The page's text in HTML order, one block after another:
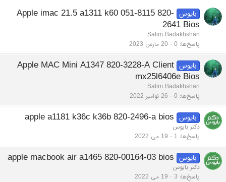
بایوس Apple imac 21.5 a1311 k60 051-8115 820-
2641 Bios
Salim Badakhshan
پاسخ‌ها 0 20 مارس 2023
بایوس Apple MAC Mini A1347 820-3228-A Client
mx25l6406e Bios
Salim Badakhshan
پاسخ‌ها 0 26 نوامبر 2022
بایوس apple a1181 k36c k36b 820-2496-a bios
دکتر بایوس
پاسخ‌ها 1 19 می 2022
بایوس apple macbook air a1465 820-00164-03 bios
دکتر بایوس
پاسخ‌ها 3 19 می 2022